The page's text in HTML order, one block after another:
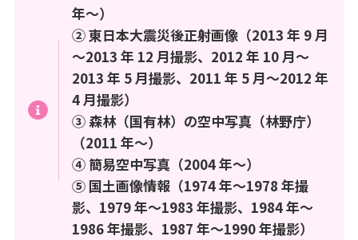
年～）
② 東日本大震災後正射画像（2013 年 9 月
～2013 年 12 月撮影、2012 年 10 月～
2013 年 5 月撮影、2011 年 5 月～2012 年
4 月撮影）
③ 森林（国有林）の空中写真（林野庁）
（2011 年～）
④ 簡易空中写真（2004 年～）
⑤ 国土画像情報（1974 年～1978 年撮
影、1979 年～1983 年撮影、1984 年～
1986 年撮影、1987 年～1990 年撮影）